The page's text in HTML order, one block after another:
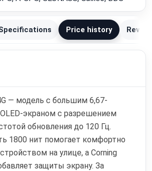
Price history
— модель с большим 6,67-
экраном с разрешением
обновления до 120 Гц.
1800 нит помогает комфортно
на улице, а Corning
защиты экрану. За